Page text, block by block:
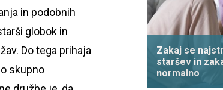
in podobnih
globok in
Do tega prihaja
skupno
Zakaj se
staršev in
normalno